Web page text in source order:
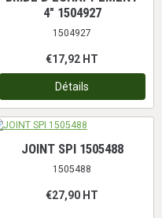
4" 1504927
1504927
€17,92 HT
Détails
JOINT SPI 1505488
1505488
€27,90 HT